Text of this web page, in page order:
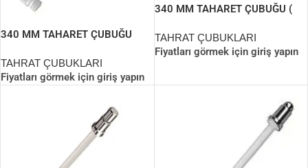
340 MM TAHARET ÇUBUĞU
TAHRAT ÇUBUKLARI
Fiyatları görmek için giriş yapın
340 MM TAHARET ÇUBUĞU (
TAHRAT ÇUBUKLARI
Fiyatları görmek için giriş yapın